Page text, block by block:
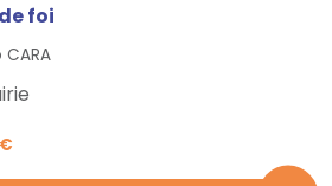
foi
CARA